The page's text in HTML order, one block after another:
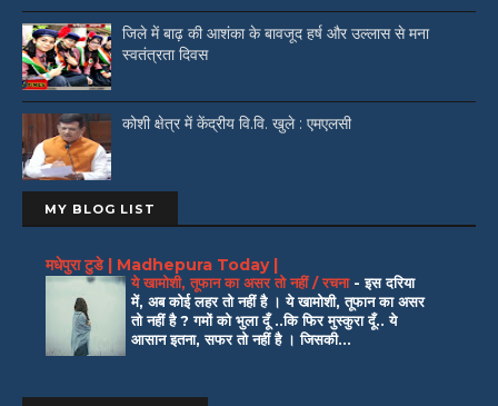
जिले में बाढ़ की आशंका के बावजूद हर्ष और उल्लास से मना
स्वतंत्रता दिवस
कोशी क्षेत्र में केंद्रीय वि.वि. खुले : एमएलसी
MY BLOG LIST
मधेपुरा टुडे | Madhepura Today |
ये खामोशी, तूफान का असर तो नहीं / रचना -इस दरिया
में, अब कोई लहर तो नहीं है । ये खामोशी, तूफान का असर
तो नहीं है ? गमों को भुला दूँ ..कि फिर मुस्कुरा दूँ.. ये
आसान इतना, सफर तो नहीं है । जिसकी...